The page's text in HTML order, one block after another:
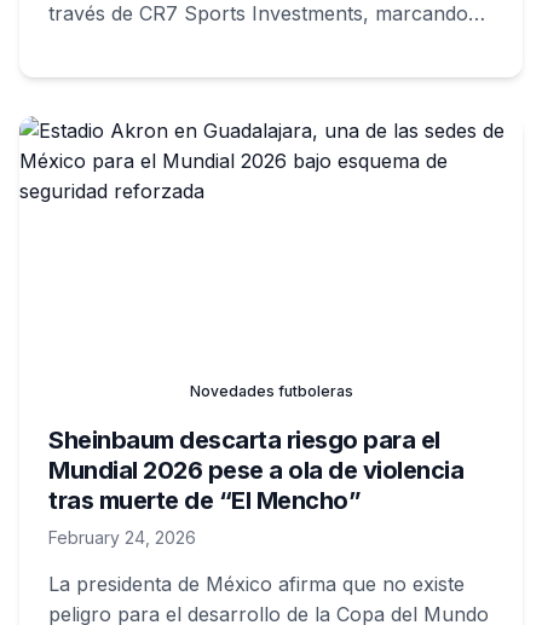
través de CR7 Sports Investments, marcando
el fútbol español y acompañando el proyecto
Novedades futboleras
Sheinbaum descarta riesgo para el
Mundial 2026 pese a ola de violencia
tras muerte de “El Mencho”
February 24, 2026
La presidenta de México afirma que no existe
peligro para el desarrollo de la Copa del Mundo